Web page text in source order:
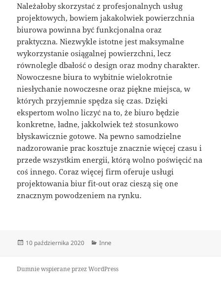
Należałoby skorzystać z profesjonalnych usług
projektowych, bowiem jakakolwiek powierzchnia
biurowa powinna być funkcjonalna oraz
praktyczna. Niezwykle istotne jest maksymalne
wykorzystanie osiągalnej powierzchni, lecz
równolegle dbałość o design oraz modny charakter.
Nowoczesne biura to wybitnie wielokrotnie
niesłychanie nowoczesne oraz piękne miejsca, w
których przyjemnie spędza się czas. Dzięki
ekspertom wolno liczyć na to, że biuro będzie
konkretne, ładne, jakkolwiek też stosunkowo
błyskawicznie gotowe. Na pewno samodzielne
nadzorowanie prac kosztuje znacznie więcej czasu i
przede wszystkim energii, którą wolno poświęcić na
coś innego. Coraz więcej firm oferuje usługi
projektowania biur fit-out oraz cieszą się one
znacznym powodzeniem na rynku.
Data
10 października 2020 Kategorie
Inne
Dumnie wspierane przez WordPress